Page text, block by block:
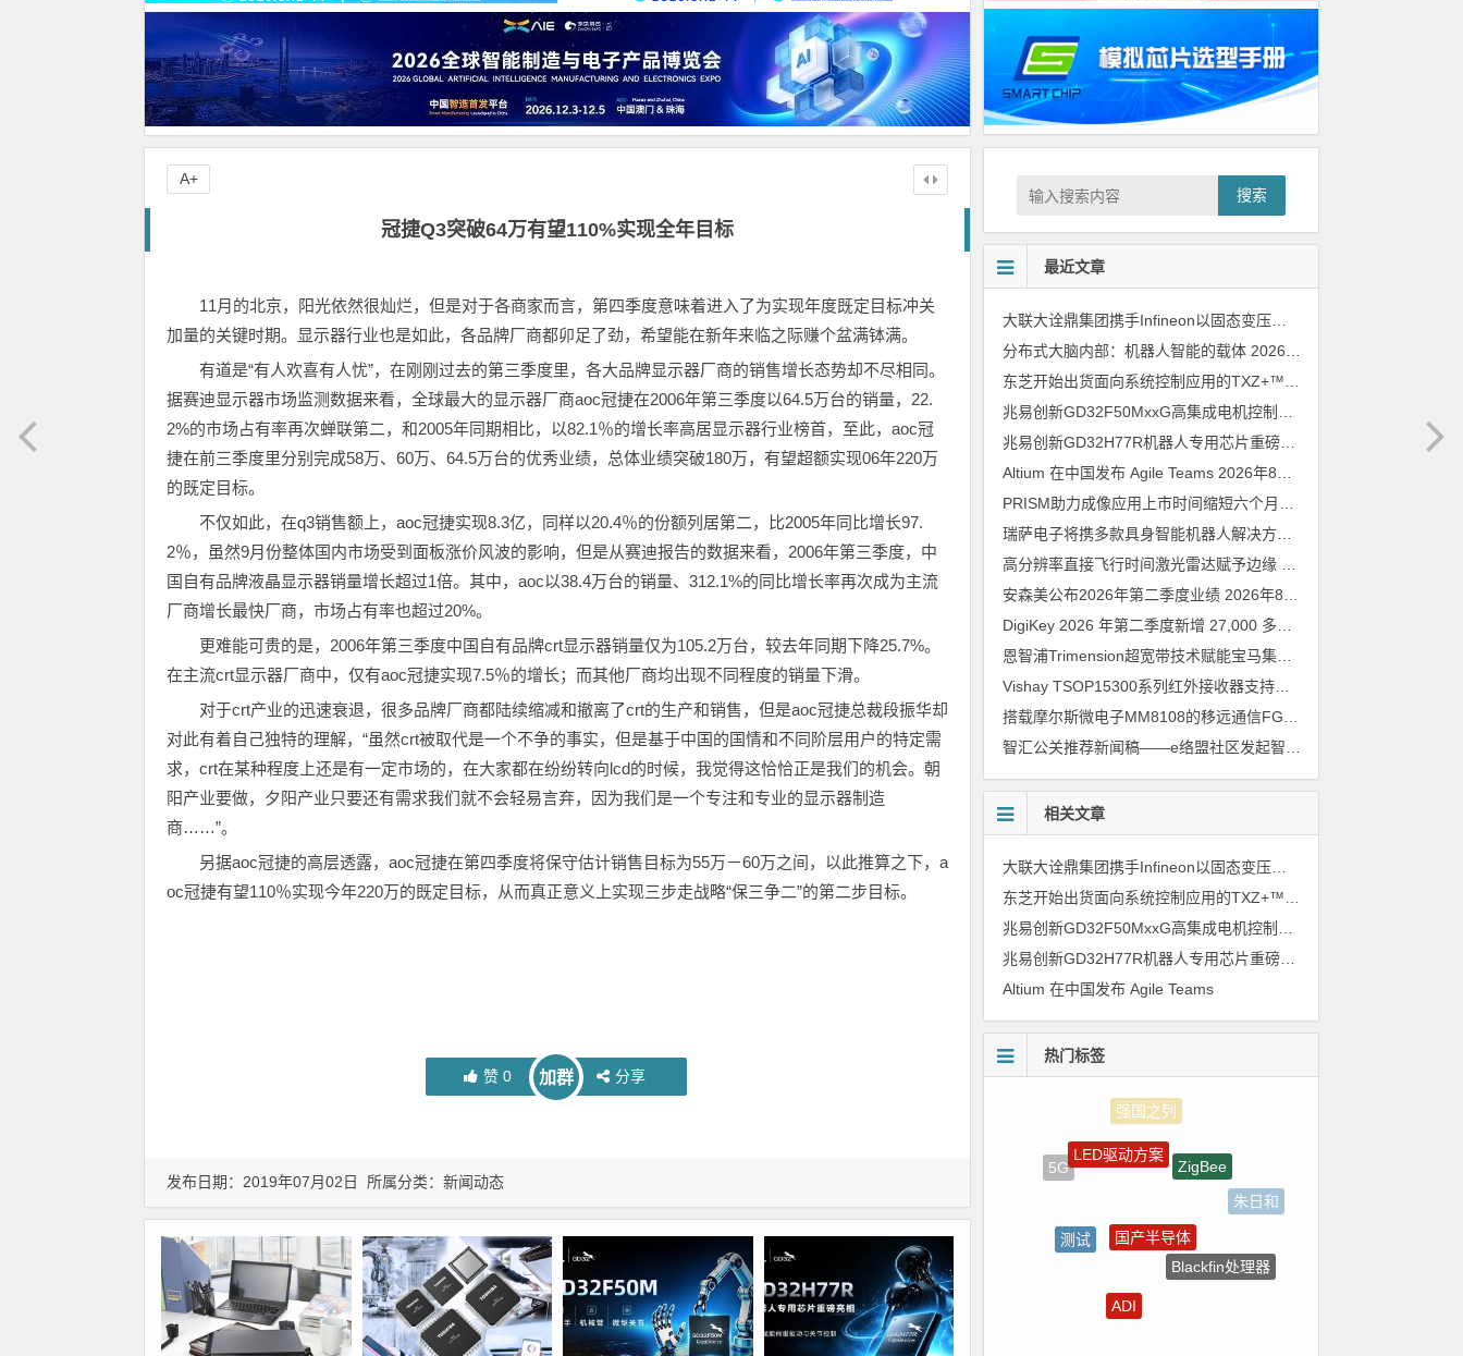
冠捷Q3突破64万有望110%实现全年目标
11月的北京，阳光依然很灿烂，但是对于各商家而言，第四季度意味着进入了为实现年度既定目标冲关
加量的关键时期。显示器行业也是如此，各品牌厂商都卯足了劲，希望能在新年来临之际赚个盆满钵满。
有道是“有人欢喜有人忧”，在刚刚过去的第三季度里，各大品牌显示器厂商的销售增长态势却不尽相同。
据赛迪显示器市场监测数据来看，全球最大的显示器厂商aoc冠捷在2006年第三季度以64.5万台的销量，22.
2%的市场占有率再次蝉联第二，和2005年同期相比，以82.1％的增长率高居显示器行业榜首，至此，aoc冠
捷在前三季度里分别完成58万、60万、64.5万台的优秀业绩，总体业绩突破180万，有望超额实现06年220万
的既定目标。
不仅如此，在q3销售额上，aoc冠捷实现8.3亿，同样以20.4％的份额列居第二，比2005年同比增长97.
2％，虽然9月份整体国内市场受到面板涨价风波的影响，但是从赛迪报告的数据来看，2006年第三季度，中
国自有品牌液晶显示器销量增长超过1倍。其中，aoc以38.4万台的销量、312.1%的同比增长率再次成为主流
厂商增长最快厂商，市场占有率也超过20%。
更难能可贵的是，2006年第三季度中国自有品牌crt显示器销量仅为105.2万台，较去年同期下降25.7%。
在主流crt显示器厂商中，仅有aoc冠捷实现7.5％的增长；而其他厂商均出现不同程度的销量下滑。
对于crt产业的迅速衰退，很多品牌厂商都陆续缩减和撤离了crt的生产和销售，但是aoc冠捷总裁段振华却
对此有着自己独特的理解，“虽然crt被取代是一个不争的事实，但是基于中国的国情和不同阶层用户的特定需
求，crt在某种程度上还是有一定市场的，在大家都在纷纷转向lcd的时候，我觉得这恰恰正是我们的机会。朝
阳产业要做，夕阳产业只要还有需求我们就不会轻易言弃，因为我们是一个专注和专业的显示器制造
商……”。
另据aoc冠捷的高层透露，aoc冠捷在第四季度将保守估计销售目标为55万－60万之间，以此推算之下，a
oc冠捷有望110％实现今年220万的既定目标，从而真正意义上实现三步走战略“保三争二”的第二步目标。
赞0 加群 分享
A+
发布日期：2019年07月02日 所属分类： 新闻动态
搜索
最近文章
大联大诠鼎集团携手Infineon以固态变压器重构配电效率新标杆
分布式大脑内部：机器人智能的载体 2026年8月6日
兆易创新GD32H77R机器人专用芯片重磅亮相，精准赋能伺服驱动与关节控制
Altium 在中国发布 Agile Teams 2026年8月6日
安森美公布2026年第二季度业绩 2026年8月6日
恩智浦Trimension超宽带技术赋能宝马集团Digital Key Plus及生命体存在检测功能
Vishay TSOP15300系列红外接收器支持所有主流遥控代码
相关文章
大联大诠鼎集团携手Infineon以固态变压器重构配电效率新标杆
兆易创新GD32H77R机器人专用芯片重磅亮相，精准赋能伺服驱动与关节控制
Altium 在中国发布 Agile Teams
热门标签
5G
朱日和
Blackfin处理器